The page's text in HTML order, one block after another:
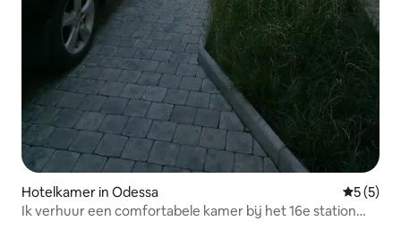
Hotelkamer in Odessa
5 (5)
Ik verhuur een comfortabele kamer bij het 16e station